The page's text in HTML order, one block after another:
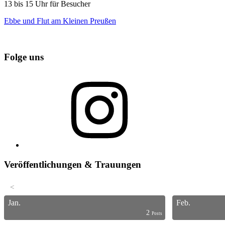
13 bis 15 Uhr für Besucher
Ebbe und Flut am Kleinen Preußen
Folge uns
Veröffentlichungen & Trauungen
<
Jan.
2 Posts
Feb.